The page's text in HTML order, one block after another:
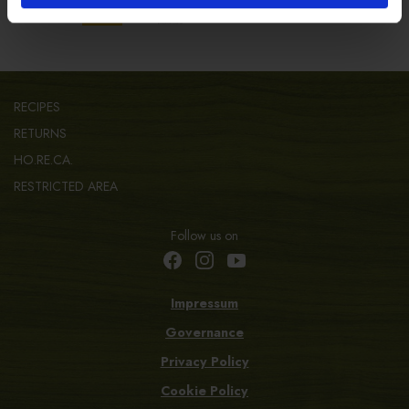
RECIPES
RETURNS
HO.RE.CA.
RESTRICTED AREA
Follow us on
Impressum
Governance
Privacy Policy
Cookie Policy